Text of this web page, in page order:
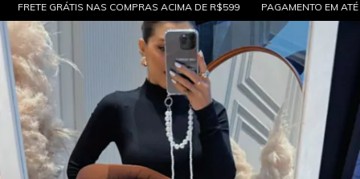
FRETE GRÁTIS NAS COMPRAS ACIMA DE R$599 PAGAMENTO EM ATÉ